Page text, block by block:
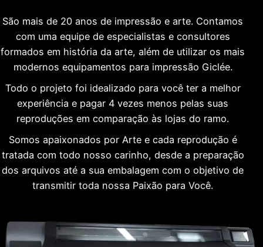
São mais de 20 anos de impressão e arte. Contamos
com uma equipe de especialistas e consultores
formados em história da arte, além de utilizar os mais
modernos equipamentos para impressão Giclée.
Todo o projeto foi idealizado para você ter a melhor
experiência e pagar 4 vezes menos pelas suas
reproduções em comparação às lojas do ramo.
Somos apaixonados por Arte e cada reprodução é
tratada com todo nosso carinho, desde a preparação
dos arquivos até a sua embalagem com o objetivo de
transmitir toda nossa Paixão para Você.